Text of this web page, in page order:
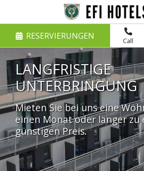
Call
RESERVIERUNGEN
LANGFRISTIGE
UNTERBRINGUNG
Mieten Sie bei uns eine
einen Monat oder länger zu
günstigen Preis.